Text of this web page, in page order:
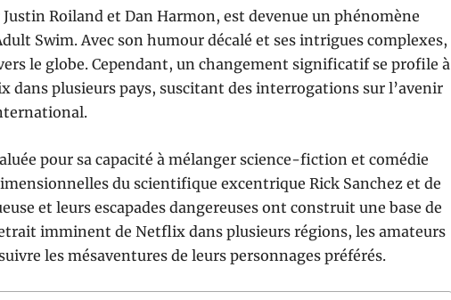
Roiland et Dan Harmon, est devenue un phénomène
Swim. Avec son humour décalé et ses intrigues complexes,
le globe. Cependant, un changement significatif se profile à
plusieurs pays, suscitant des interrogations sur l’avenir
pour sa capacité à mélanger science-fiction et comédie
du scientifique excentrique Rick Sanchez et de
et leurs escapades dangereuses ont construit une base de
imminent de Netflix dans plusieurs régions, les amateurs
les mésaventures de leurs personnages préférés.